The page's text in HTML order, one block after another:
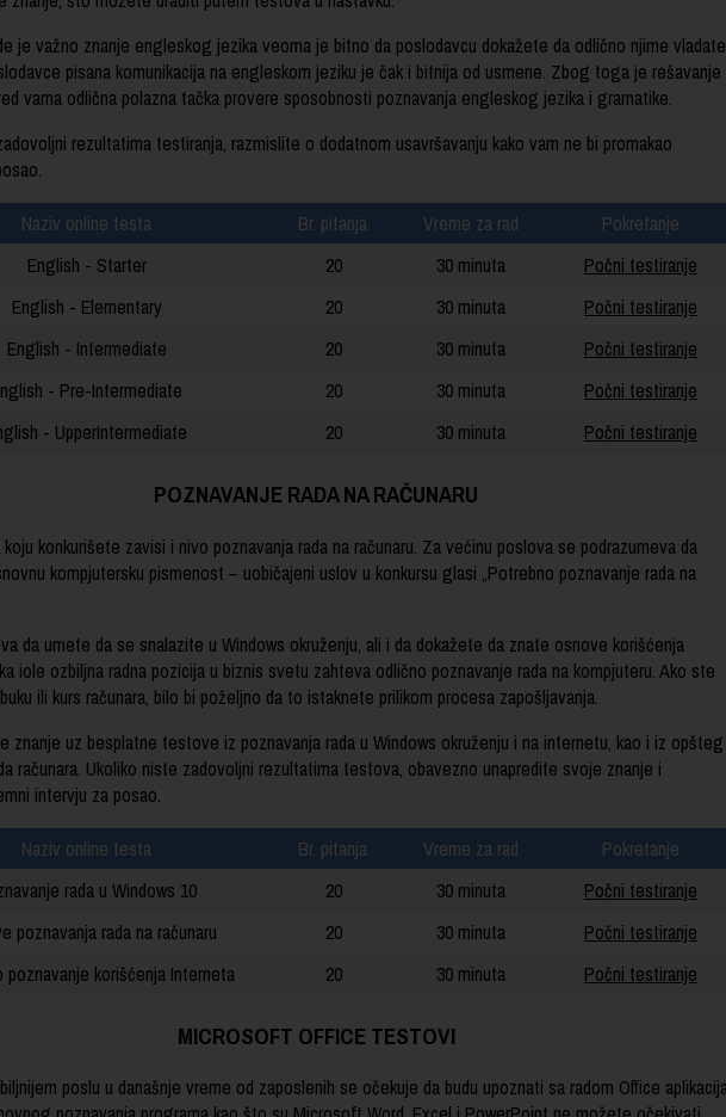
je važno znanje engleskog jezika veoma je bitno da poslodavcu dokažete da odlično njime
pisana komunikacija na engleskom jeziku je čak i bitnija od usmene. Zbog toga je rešavanje
vama odlična polazna tačka provere sposobnosti poznavanja engleskog jezika i gramatike.
rezultatima testiranja, razmislite o dodatnom usavršavanju kako vam ne bi promakao
Naziv online testa Br. pitanja Vreme za rad
Pokretanje
English - Starter
20 30 minuta
Počni testiranje
English - Elementary
20 30 minuta
Počni testiranje
English - Intermediate
20 30 minuta
Počni testiranje
- Pre-Intermediate
20 30 minuta
Počni testiranje
- UpperIntermediate
20 30 minuta Počni testiranje
POZNAVANJE RADA NA RAČUNARU
konkurišete zavisi i nivo poznavanja rada na računaru. Za većinu poslova se podrazumeva da
kompjutersku pismenost – uobičajeni uslov u konkursu glasi „Potrebno poznavanje rada na
da umete da se snalazite u Windows okruženju, ali i da dokažete da znate osnove korišćenja
iole ozbiljna radna pozicija u biznis svetu zahteva odlično poznavanje rada na kompjuteru. Ako ste
ili kurs računara, bilo bi poželjno da to istaknete prilikom procesa zapošljavanja.
znanje uz besplatne testove iz poznavanja rada u Windows okruženju i na internetu, kao i iz opšteg
računara. Ukoliko niste zadovoljni rezultatima testova, obavezno unapredite svoje znanje i
intervju za posao.
Naziv online testa Br. pitanja Vreme za rad
Pokretanje
rada u Windows 10
20 30 minuta
Počni testiranje
poznavanja rada na računaru
20 30 minuta
Počni testiranje
poznavanje korišćenja Interneta
20 30 minuta Počni testiranje
MICROSOFT OFFICE TESTOVI
poslu u današnje vreme od zaposlenih se očekuje da budu upoznati sa radom Office